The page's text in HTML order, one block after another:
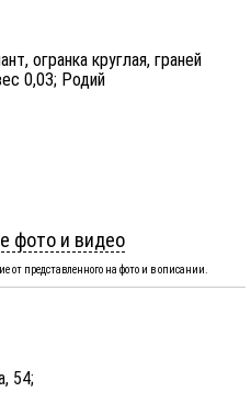
огранка круглая, граней
0,03; Родий
фото и видео
от представленного на фото и в описании.
54;